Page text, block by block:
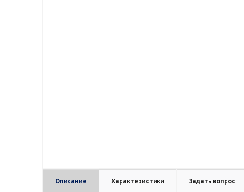
Описание Характеристики Задать вопрос